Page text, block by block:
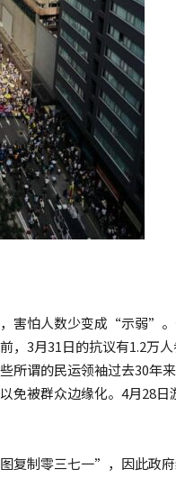
害怕人数少变成“示弱”
，3月31日的抗议有1.2万
所谓的民运领袖过去30年
免被群众边缘化。4月28
复制零三七一”，因此政